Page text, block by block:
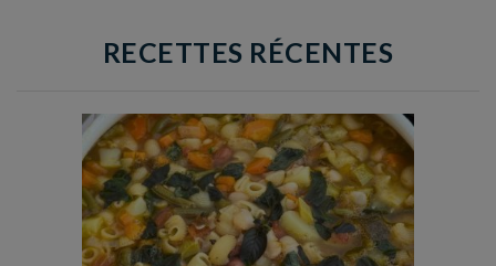
RECETTES RÉCENTES
Temps de préparation : 35 min
Temps de cuisson : 1h15